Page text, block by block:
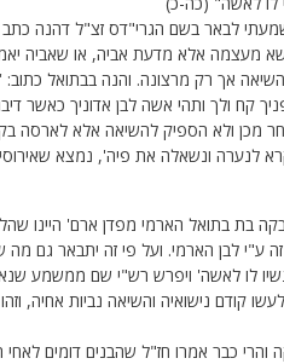
לבאר בשם הגרי"דס זצ"ל דהנה
מעצמה אלא מדעת אביה, או שאביה
אך רק מרצונה. והנה בבתואל כתוב:
קח ולך ותהי אשה לבן אדוניך כאשר
מכן ולא הספיק להשיאה אלא לארסה
לנערה ונשאלה את פיה', נמצא
בת בתואל הארמי מפדן ארם' היינו
ע"י לבן הארמי. ועל פי זה יתבאר גם
לו לאשה' ויפרש רש"י שם ממשמע
קודם נישואיה והשיאה נביות אחיה,
כבר אמרו חז"ל שהבנים דומים לאחי